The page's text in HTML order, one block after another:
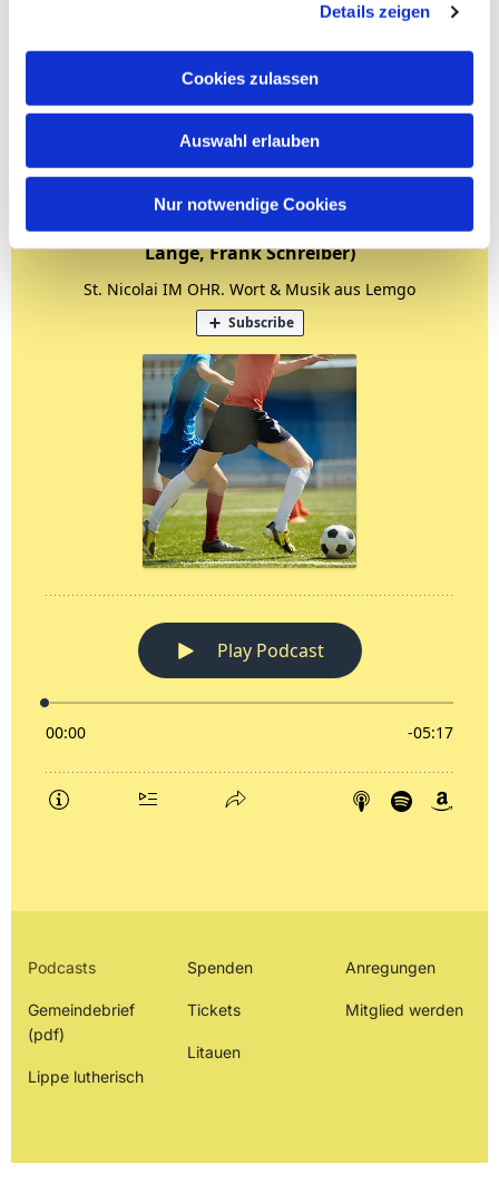
Details zeigen
Cookies zulassen
Auswahl erlauben
Nur notwendige Cookies
Podcasts
Gemeindebrief
(pdf)
Lippe lutherisch
Spenden
Tickets
Litauen
Anregungen
Mitglied werden